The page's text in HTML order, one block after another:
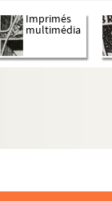
Imprimés
multimédia